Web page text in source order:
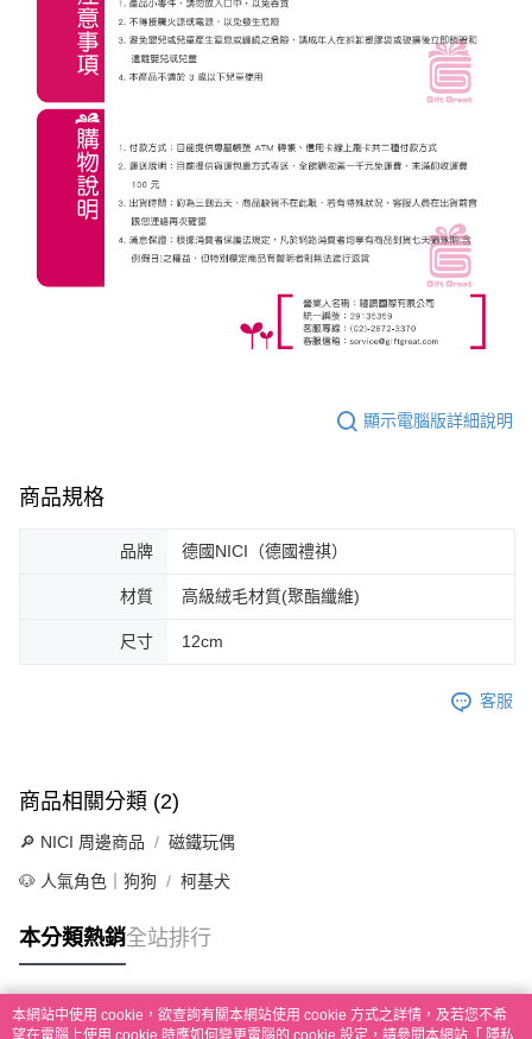
顯示電腦版詳細說明
商品規格
品牌 德國NICI（德國禮祺）
材質 高級絨毛材質(聚酯纖維)
尺寸 12cm
客服
商品相關分類 (2)
🔎 NICI 周邊商品 磁鐵玩偶
🐶 人氣角色｜狗狗 柯基犬
本分類熱銷全站排行
熱門標籤
本網站中使用 cookie，欲查詢有關本網站使用 cookie 方式之詳情，及若您不希
望在電腦上使用 cookie 時應如何變更電腦的 cookie 設定，請參閱本網站「 隱私